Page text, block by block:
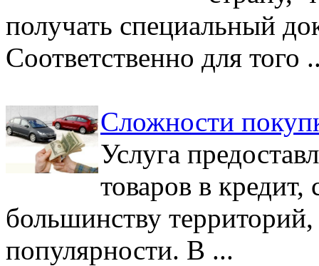
получать специальный
Соответственно для того
Сложности
Услуга
товаров в
большинству территорий,
популярности. В ...